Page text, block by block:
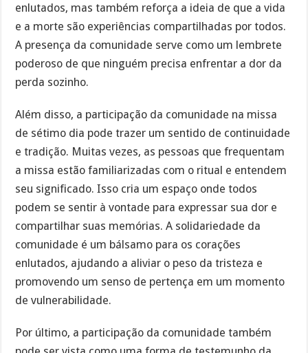
enlutados, mas também reforça a ideia de que a vida
e a morte são experiências compartilhadas por todos.
A presença da comunidade serve como um lembrete
poderoso de que ninguém precisa enfrentar a dor da
perda sozinho.
Além disso, a participação da comunidade na missa
de sétimo dia pode trazer um sentido de continuidade
e tradição. Muitas vezes, as pessoas que frequentam
a missa estão familiarizadas com o ritual e entendem
seu significado. Isso cria um espaço onde todos
podem se sentir à vontade para expressar sua dor e
compartilhar suas memórias. A solidariedade da
comunidade é um bálsamo para os corações
enlutados, ajudando a aliviar o peso da tristeza e
promovendo um senso de pertença em um momento
de vulnerabilidade.
Por último, a participação da comunidade também